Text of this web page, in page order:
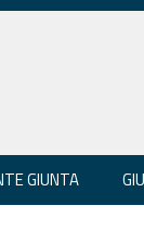
GIUNTA